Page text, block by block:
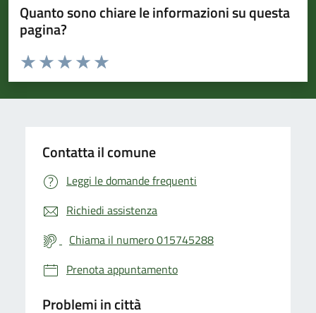
Quanto sono chiare le informazioni su questa
pagina?
Valuta da 1 a 5 stelle la pagina
Valuta 5 stelle su 5
Valuta 4 stelle su 5
Valuta 3 stelle su 5
Valuta 2 stelle su 5
Valuta 1 stelle su 5
Contatta il comune
Leggi le domande frequenti
Richiedi assistenza
Chiama il numero 015745288
Prenota appuntamento
Problemi in città